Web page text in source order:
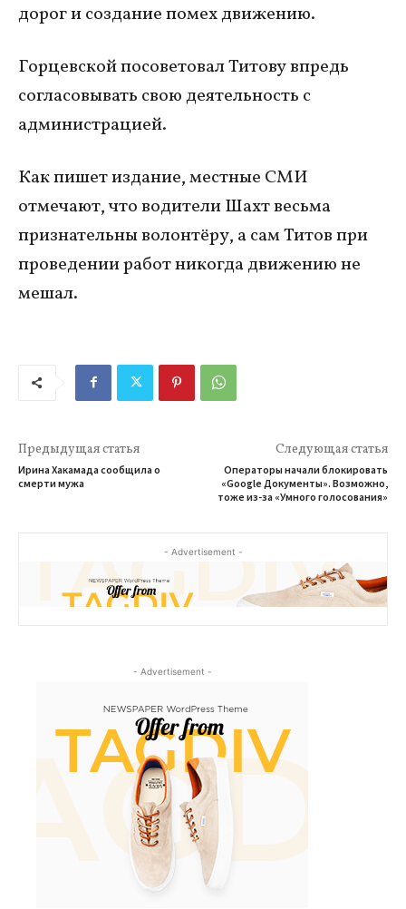
дорог и создание помех движению.
Горцевской посоветовал Титову впредь
согласовывать свою деятельность с
администрацией.
Как пишет издание, местные СМИ
отмечают, что водители Шахт весьма
признательны волонтёру, а сам Титов при
проведении работ никогда движению не
мешал.
Предыдущая статья
Ирина Хакамада сообщила о
смерти мужа
Следующая статья
Операторы начали блокировать
«Google Документы». Возможно,
тоже из-за «Умного голосования»
- Advertisement -
- Advertisement -